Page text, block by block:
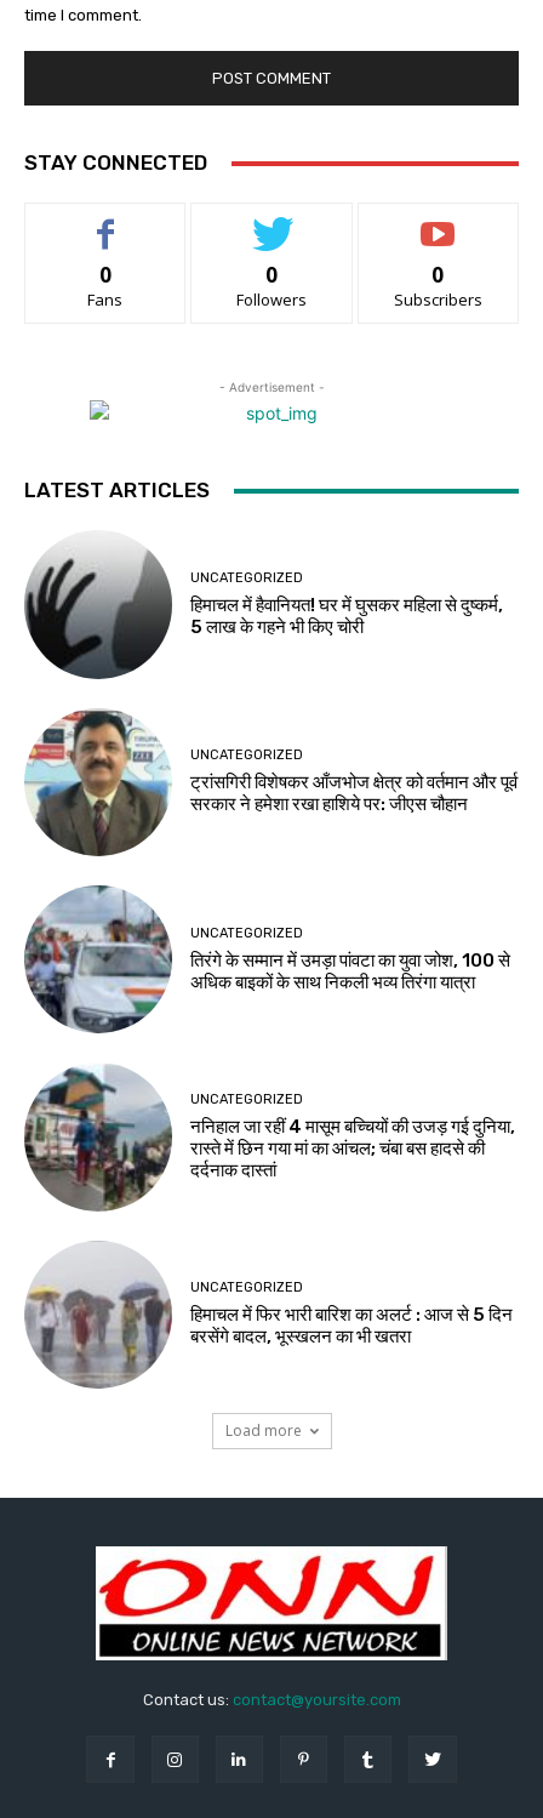
time I comment.
STAY CONNECTED
0
Fans
0
Followers
0
Subscribers
- Advertisement -
LATEST ARTICLES
UNCATEGORIZED
हिमाचल में हैवानियत! घर में घुसकर महिला से दुष्कर्म,
5 लाख के गहने भी किए चोरी
UNCATEGORIZED
ट्रांसगिरी विशेषकर आँजभोज क्षेत्र को वर्तमान और पूर्व
सरकार ने हमेशा रखा हाशिये पर: जीएस चौहान
UNCATEGORIZED
तिरंगे के सम्मान में उमड़ा पांवटा का युवा जोश, 100 से
अधिक बाइकों के साथ निकली भव्य तिरंगा यात्रा
UNCATEGORIZED
ननिहाल जा रहीं 4 मासूम बच्चियों की उजड़ गई दुनिया,
रास्ते में छिन गया मां का आंचल; चंबा बस हादसे की
दर्दनाक दास्तां
UNCATEGORIZED
हिमाचल में फिर भारी बारिश का अलर्ट : आज से 5 दिन
बरसेंगे बादल, भूस्खलन का भी खतरा
Load more
Contact us: contact@yoursite.com